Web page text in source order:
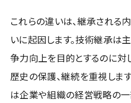
これらの違いは、継承される
いに起因します。技術継承は
争力向上を目的とするのに対
歴史の保護、継続を重視しま
は企業や組織の経営戦略の